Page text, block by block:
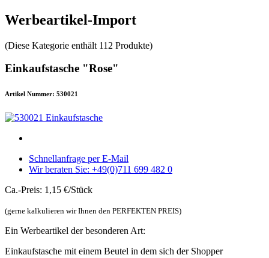
Werbeartikel-Import
(Diese Kategorie enthält 112 Produkte)
Einkaufstasche "Rose"
Artikel Nummer: 530021
Schnellanfrage per E-Mail
Wir beraten Sie: +49(0)711 699 482 0
Ca.-Preis: 1,15 €/Stück
(gerne kalkulieren wir Ihnen den PERFEKTEN PREIS)
Ein Werbeartikel der besonderen Art:
Einkaufstasche mit einem Beutel in dem sich der Shopper